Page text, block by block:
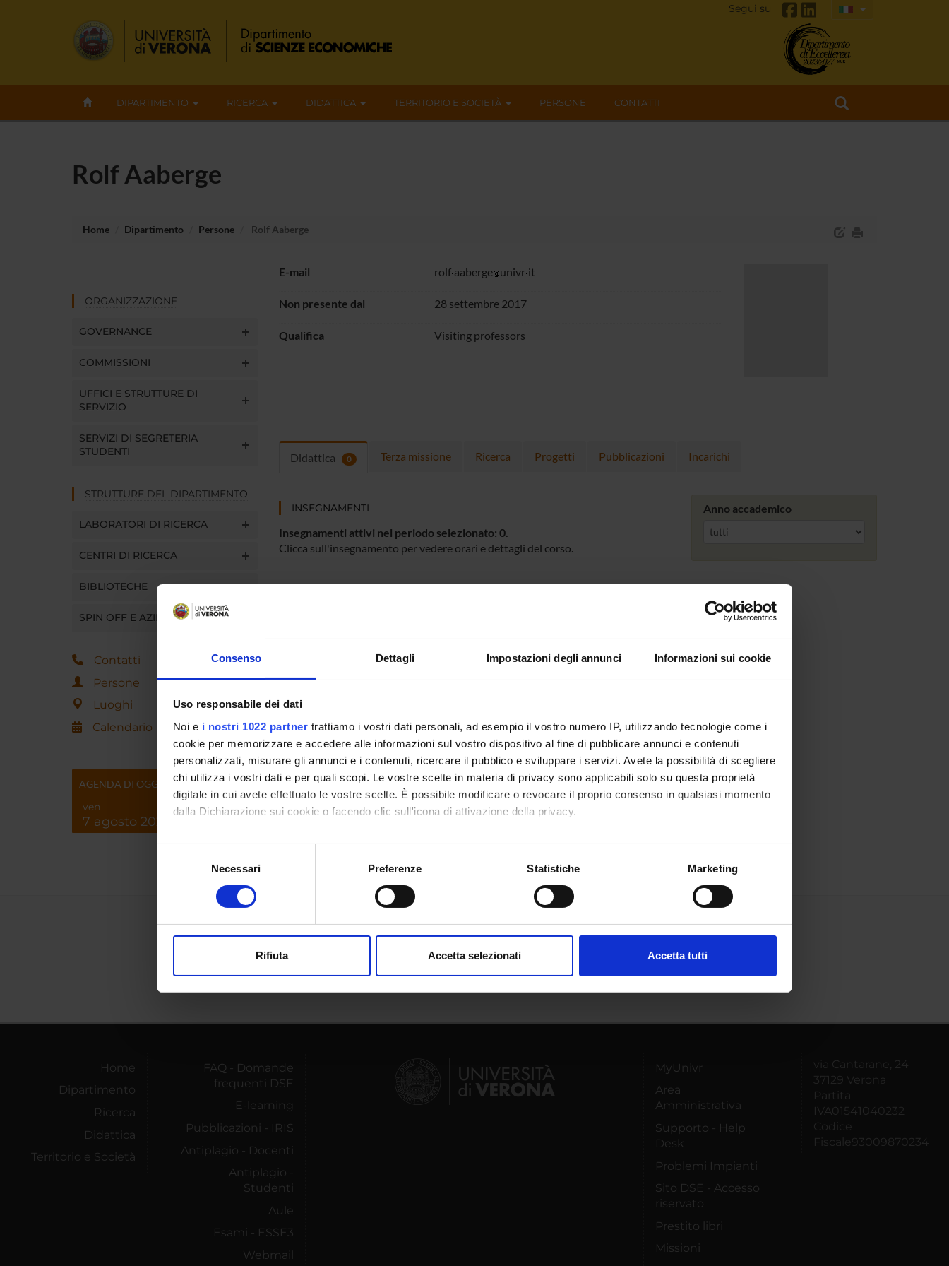
Consenso Dettagli Impostazioni degli annunci Informazioni sui cookie
Uso responsabile dei dati
Noi e i nostri 1022 partner trattiamo i vostri dati personali, ad esempio il vostro numero IP, utilizzando tecnologie come i
cookie per memorizzare e accedere alle informazioni sul vostro dispositivo al fine di pubblicare annunci e contenuti
personalizzati, misurare gli annunci e i contenuti, ricercare il pubblico e sviluppare i servizi. Avete la possibilità di scegliere
chi utilizza i vostri dati e per quali scopi. Le vostre scelte in materia di privacy sono applicabili solo su questa proprietà
digitale in cui avete effettuato le vostre scelte. È possibile modificare o revocare il proprio consenso in qualsiasi momento
dalla Dichiarazione sui cookie o facendo clic sull'icona di attivazione della privacy.
Con il tuo consenso, vorremmo anche:
raccogliere informazioni sulla tua posizione geografica, con un'approssimazione di qualche metro,
digitali).
modificare o ritirare il tuo consenso in qualsiasi momento dalla Dichiarazione sui cookie.
Necessari Preferenze Statistiche Marketing
Rifiuta Accetta selezionati Accetta tutti
Segui su
DIPARTIMENTO RICERCA DIDATTICA TERRITORIO E SOCIETÀ PERSONE CONTATTI
Rolf Aaberge
Home Dipartimento Persone Rolf Aaberge
ORGANIZZAZIONE
GOVERNANCE
COMMISSIONI
UFFICI E STRUTTURE DI
SERVIZIO
SERVIZI DI SEGRETERIA
STUDENTI
STRUTTURE DEL DIPARTIMENTO
LABORATORI DI RICERCA
CENTRI DI RICERCA
BIBLIOTECHE
SPIN OFF E AZIENDE
Contatti
Persone
Luoghi
Calendario
AGENDA DI OGGI
ven
7 agosto 2026
E-mail rolf aaberge univr it
Non presente dal 28 settembre 2017
Qualifica Visiting professors
Didattica 0 Terza missione Ricerca Progetti Pubblicazioni Incarichi
INSEGNAMENTI
Insegnamenti attivi nel periodo selezionato: 0.
Clicca sull'insegnamento per vedere orari e dettagli del corso.
Anno accademico
Home
Dipartimento
Ricerca
Didattica
Territorio e Società
FAQ - Domande
frequenti DSE
E-learning
Pubblicazioni - IRIS
Antiplagio - Docenti
Antiplagio -
Studenti
Aule
Esami - ESSE3
Webmail
MyUnivr
Area
Amministrativa
Supporto - Help
Desk
Problemi Impianti
Sito DSE - Accesso
riservato
Prestito libri
Missioni
via Cantarane, 24
37129 Verona
Partita
IVA01541040232
Codice
Fiscale93009870234